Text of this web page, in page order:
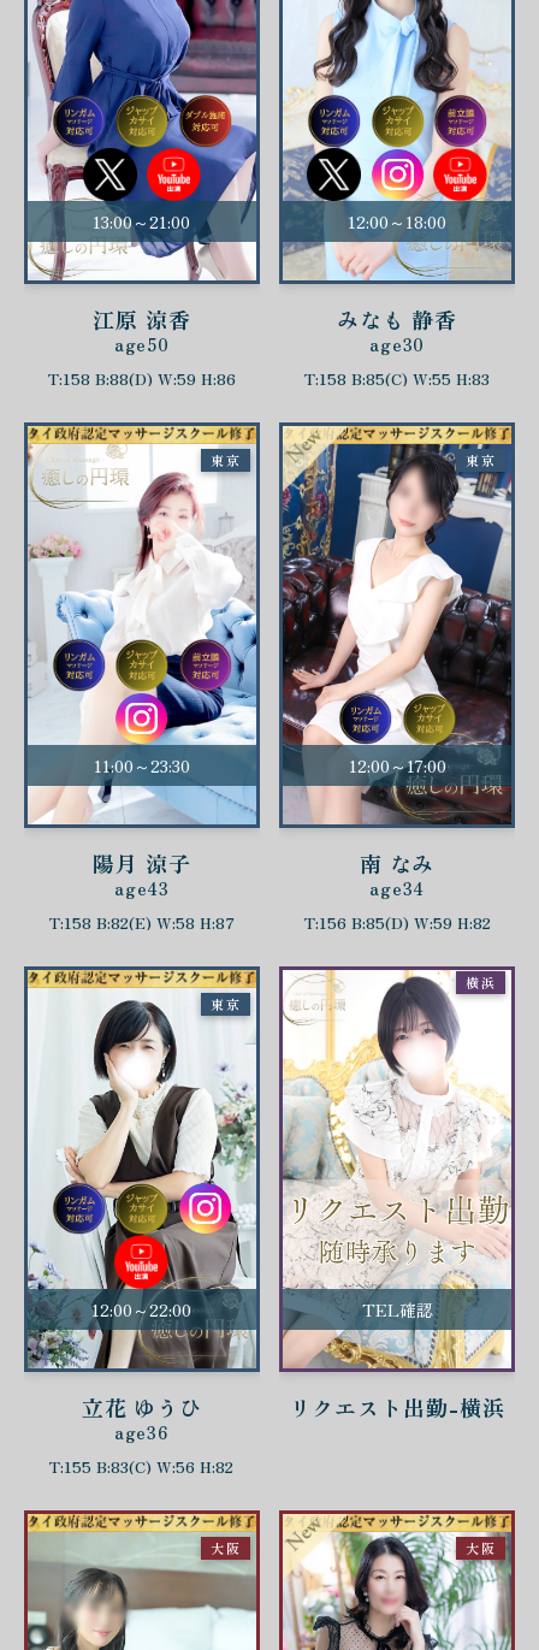
13:00～21:00
江原 涼香
age50
T:158 B:88(D) W:59 H:86
12:00～18:00
みなも 静香
age30
T:158 B:85(C) W:55 H:83
11:00～23:30
陽月 涼子
age43
T:158 B:82(E) W:58 H:87
東京
12:00～17:00
南 なみ
age34
T:156 B:85(D) W:59 H:82
東京
12:00～22:00
立花 ゆうひ
age36
T:155 B:83(C) W:56 H:82
東京
TEL確認
リクエスト出勤-横浜
横浜
大阪 大阪